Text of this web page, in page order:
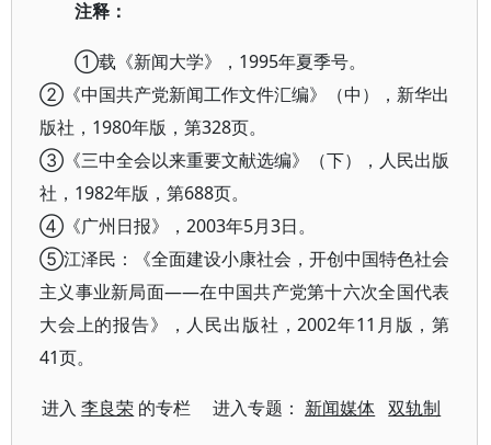
注释：
①载《新闻大学》，1995年夏季号。
②《中国共产党新闻工作文件汇编》（中），新华出
版社，1980年版，第328页。
③《三中全会以来重要文献选编》（下），人民出版
社，1982年版，第688页。
④《广州日报》，2003年5月3日。
⑤江泽民：《全面建设小康社会，开创中国特色社会
主义事业新局面——在中国共产党第十六次全国代表
大会上的报告》，人民出版社，2002年11月版，第
41页。
进入李良荣 的专栏 进入专题： 新闻媒体 双轨制